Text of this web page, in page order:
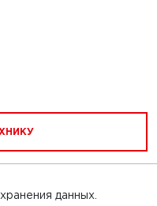
что данный интернет-
данных.